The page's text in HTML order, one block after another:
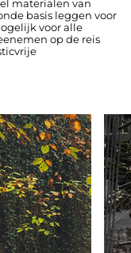
materialen van
basis leggen voor
voor alle
op de reis